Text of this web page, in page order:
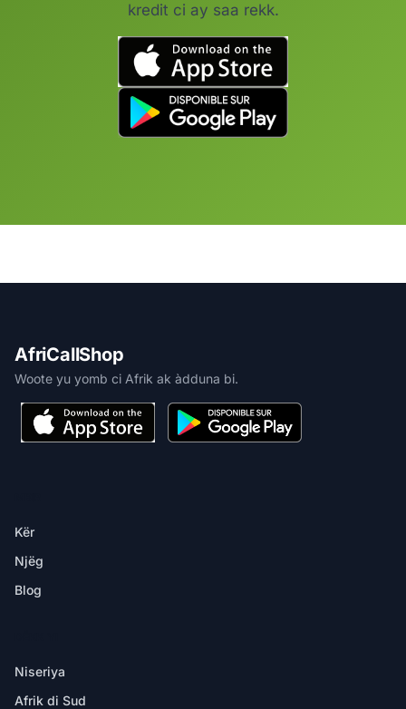
kredit ci ay saa rekk.
AfriCallShop
Woote yu yomb ci Afrik ak àdduna bi.
Kër
Njëg
Blog
Niseriya
Afrik di Sud